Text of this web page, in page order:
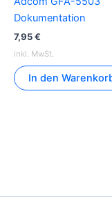
Dokumentation
7,95€
inkl. MwSt.
In den